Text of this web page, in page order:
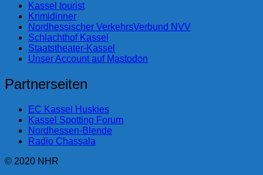
Kassel tourist
Krimidinner
Nordhessischer VerkehrsVerbund NVV
Schlachthof Kassel
Staatstheater-Kassel
Unser Account auf Mastodon
Partnerseiten
EC Kassel Huskies
Kassel Spotting Forum
Nordhessen-Blende
Radio Chassala
© 2020 NHR